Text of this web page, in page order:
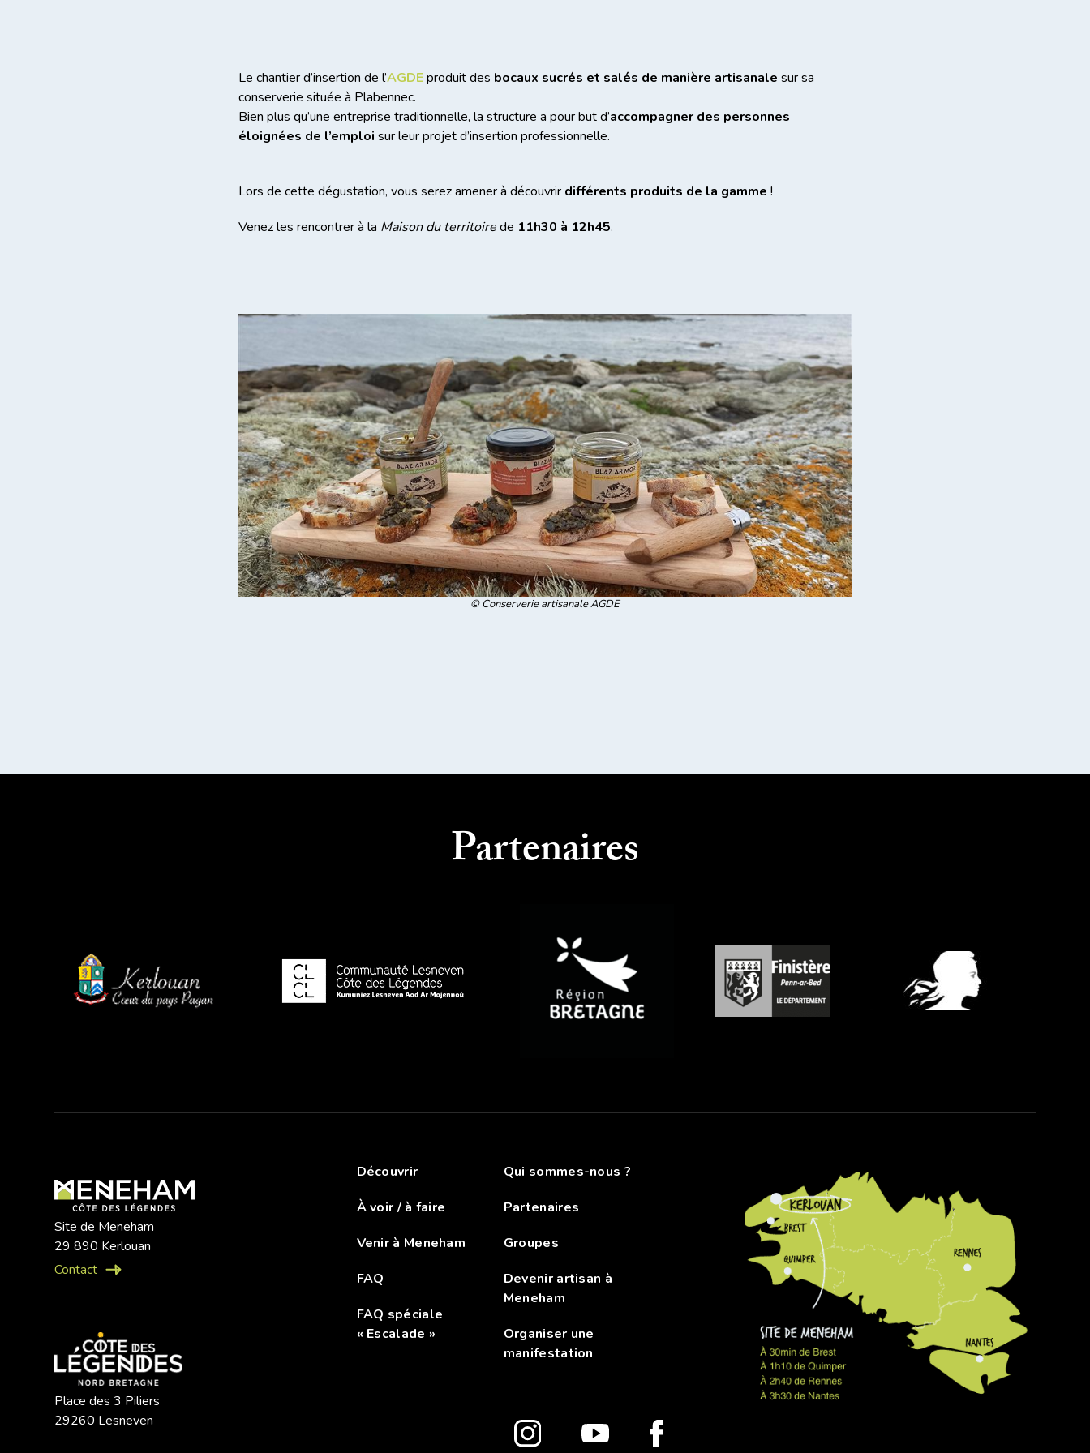
Le chantier d’insertion de l’AGDEproduit des bocaux sucrés et salés de manière artisanale sur sa
conserverie située à Plabennec.
Bien plus qu’une entreprise traditionnelle, la structure a pour but d’accompagner des personnes
éloignées de l’emploi sur leur projet d’insertion professionnelle.
Lors de cette dégustation, vous serez amener à découvrir différents produits de la gamme !
Venez les rencontrer à la Maison du territoirede 11h30 à 12h45.
©Conserverie artisanale AGDE
Partenaires
Site de Meneham
29 890 Kerlouan
Contact
Place des 3 Piliers
29260 Lesneven
Découvrir
À voir / à faire
Venir à Meneham
FAQ
FAQ spéciale
« Escalade »
Qui sommes-nous ?
Partenaires
Groupes
Devenir artisan à
Meneham
Organiser une
manifestation